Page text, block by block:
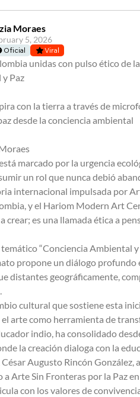
Moraes
5, 2026
Oficial Viral
unidas con pulso ético de
Paz
con la tierra a través de
desde la conciencia ambiental
marcado por la urgencia
un rol que nunca debió
internacional impulsada por
y el Hariom Modern Art
crear; es una llamada ética a
temático “Conciencia Ambiental
propone un diálogo
distantes geográficamente,
cultural que sostiene esta
arte como herramienta de
indio, ha consolidado
la creación dialoga con la
Augusto Rincón González,
a Arte Sin Fronteras por la Paz
con los valores de